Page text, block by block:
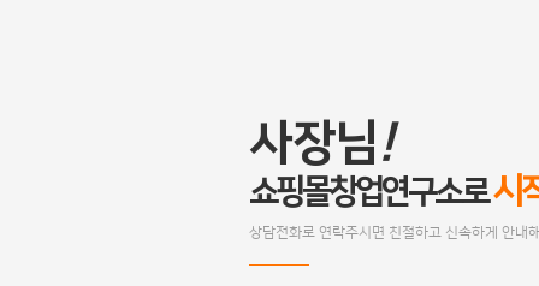
사장님!
쇼핑몰창업연구소로시
상담전화로 연락주시면 친절하고 신속하게 안내